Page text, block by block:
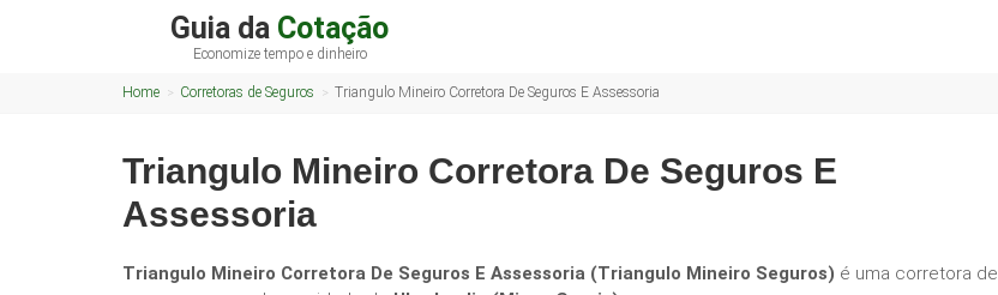
Guia da Cotação
Economize tempo e dinheiro
Home Corretoras de Seguros Triangulo Mineiro Corretora De Seguros E Assessoria
Triangulo Mineiro Corretora De Seguros E
Assessoria
Triangulo Mineiro Corretora De Seguros E Assessoria (Triangulo Mineiro Seguros) é uma corretora de